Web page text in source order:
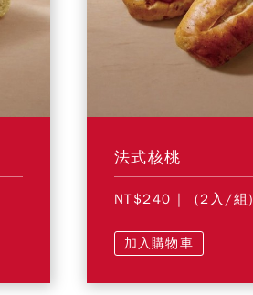
法式核桃
NT$240 | (2入/組)
加入購物車